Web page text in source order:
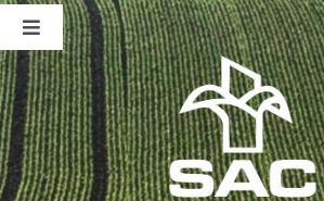
Saltar
contenido
Toggle
Navigation
Nosotros
Publicaciones
Sala de Prensa
Eventos